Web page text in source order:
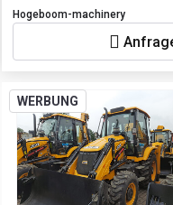
Hogeboom-machinery
WERBUNG